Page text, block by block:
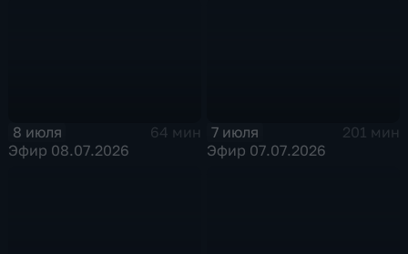
8 июля
64 мин
Эфир 08.07.2026
7 июля
201 мин
Эфир 07.07.2026